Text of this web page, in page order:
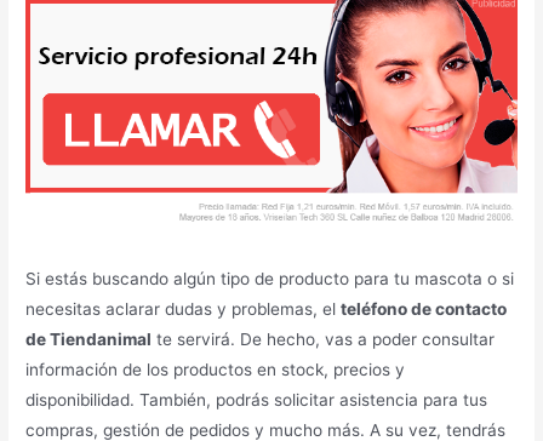
Si estás buscando algún tipo de producto para tu mascota o si
necesitas aclarar dudas y problemas, elteléfono de contacto
de Tiendanimal te servirá. De hecho, vas a poder consultar
información de los productos en stock, precios y
disponibilidad. También, podrás solicitar asistencia para tus
compras, gestión de pedidos y mucho más. A su vez, tendrás